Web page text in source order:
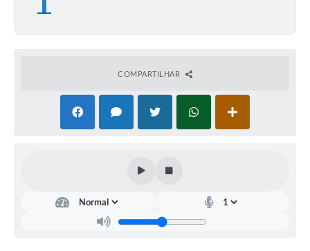
COMPARTILHAR